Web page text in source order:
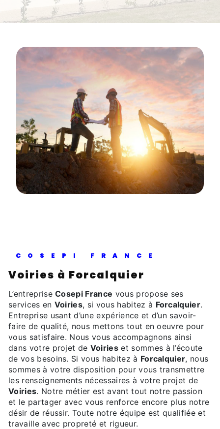
COSEPI FRANCE
Voiries à Forcalquier
L’entrepriseCosepi France vous propose ses
services en Voiries, si vous habitez à Forcalquier.
Entreprise usant d’une expérience et d’un savoir-
faire de qualité, nous mettons tout en oeuvre pour
vous satisfaire. Nous vous accompagnons ainsi
dans votre projet de Voirieset sommes à l’écoute
de vos besoins. Si vous habitez à Forcalquier, nous
sommes à votre disposition pour vous transmettre
les renseignements nécessaires à votre projet de
Voiries. Notre métier est avant tout notre passion
et le partager avec vous renforce encore plus notre
désir de réussir. Toute notre équipe est qualifiée et
travaille avec propreté et rigueur.